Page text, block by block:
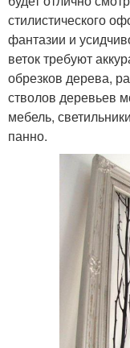
стилистического
фантазии и
веток требуют
обрезков дерева,
стволов деревьев
мебель,
панно.